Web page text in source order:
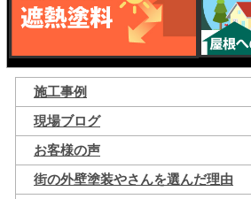
施工事例
現場ブログ
お客様の声
街の外壁塗装やさんを選んだ理由